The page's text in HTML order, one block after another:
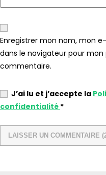
Enregistrer mon nom, mon
dans le navigateur pour mon
commentaire.
J’ai lu et j’accepte la
confidentialité *